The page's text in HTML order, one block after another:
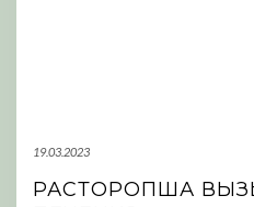
19.03.2023
РАСТОРОПША